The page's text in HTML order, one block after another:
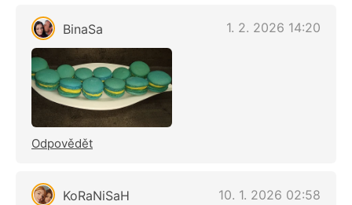
BinaSa 1. 2. 2026 14:20
Odpovědět
KoRaNiSaH 10. 1. 2026 02:58